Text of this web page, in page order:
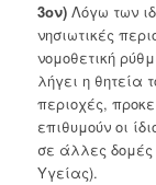
3ον)Λόγω των
νησιωτικές
νομοθετική
λήγει η θητεία
περιοχές,
επιθυμούν οι
σε άλλες δομές
Υγείας).